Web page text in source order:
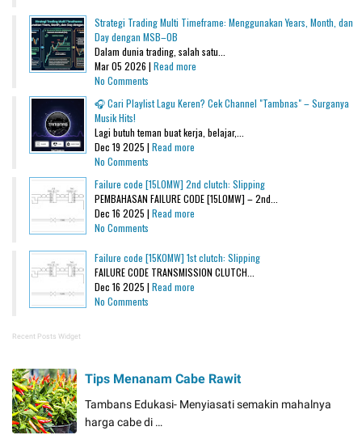
Strategi Trading Multi Timeframe: Menggunakan Years, Month, dan
Day dengan MSB–OB
Dalam dunia trading, salah satu...
Mar 05 2026 | Read more
No Comments
🎧 Cari Playlist Lagu Keren? Cek Channel "Tambnas" – Surganya
Musik Hits!
Lagi butuh teman buat kerja, belajar,...
Dec 19 2025 | Read more
No Comments
Failure code [15L0MW] 2nd clutch: Slipping
PEMBAHASAN FAILURE CODE [15L0MW] – 2nd...
Dec 16 2025 | Read more
No Comments
Failure code [15K0MW] 1st clutch: Slipping
FAILURE CODE TRANSMISSION CLUTCH...
Dec 16 2025 | Read more
No Comments
Recent Posts Widget
Tips Menanam Cabe Rawit
Tambans Edukasi- Menyiasati semakin mahalnya
harga cabe di …